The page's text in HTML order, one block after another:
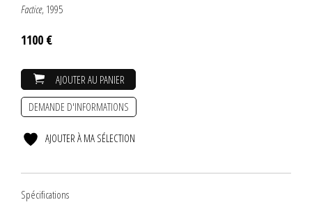
Factice, 1995
1100 €
AJOUTER AU PANIER
DEMANDE D'INFORMATIONS
AJOUTER À MA SÉLECTION
Spécifications